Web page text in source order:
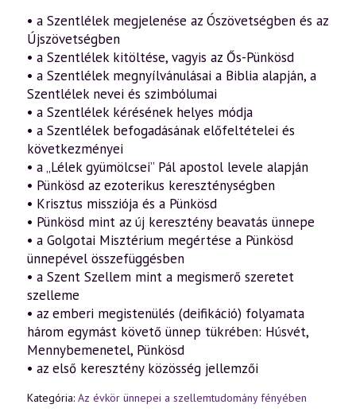
• a Szentlélek megjelenése az Ószövetségben és az
Újszövetségben
• a Szentlélek kitöltése, vagyis az Ős-Pünkösd
• a Szentlélek megnyílvánulásai a Biblia alapján, a
Szentlélek nevei és szimbólumai
• a Szentlélek kérésének helyes módja
• a Szentlélek befogadásának előfeltételei és
következményei
• a „Lélek gyümölcsei” Pál apostol levele alapján
• Pünkösd az ezoterikus kereszténységben
• Krisztus missziója és a Pünkösd
• Pünkösd mint az új keresztény beavatás ünnepe
• a Golgotai Misztérium megértése a Pünkösd
ünnepével összefüggésben
• a Szent Szellem mint a megismerő szeretet
szelleme
• az emberi megistenülés (deifikáció) folyamata
három egymást követő ünnep tükrében: Húsvét,
Mennybemenetel, Pünkösd
• az első keresztény közösség jellemzői
Kategória: Az évkör ünnepei a szellemtudomány fényében